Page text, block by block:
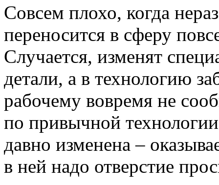
Совсем плохо, когда
переносится в сферу
Случается, изменят
детали, а в технологию
рабочему вовремя не
по привычной
давно изменена –
в ней надо отверстие